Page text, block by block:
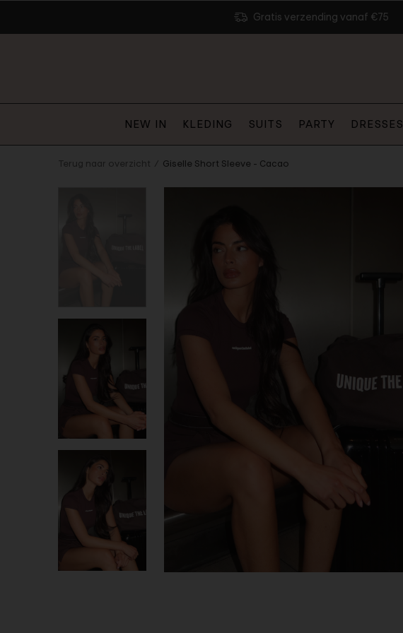
NEW IN KLEDING SUITS PARTY DRESSES
Gratis verzending vanaf €75
Terug naar overzicht Giselle Short Sleeve - Cacao